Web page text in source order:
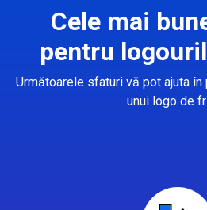
Cele mai
pentru
Următoarele sfaturi vă pot ajuta
unui logo de